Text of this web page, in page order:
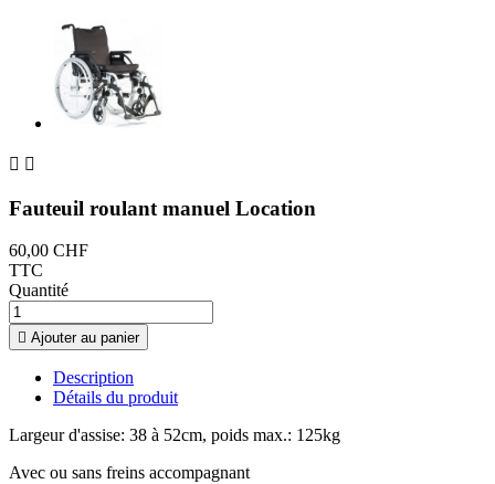
 
Fauteuil roulant manuel Location
60,00 CHF
TTC
Quantité
 Ajouter au panier
Description
Détails du produit
Largeur d'assise: 38 à 52cm, poids max.: 125kg
Avec ou sans freins accompagnant